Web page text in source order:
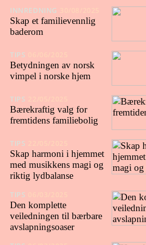
INNREDNING
Skap et familievennlig
baderom
TIPS
Betydningen av norsk
vimpel i norske hjem
TIPS
Bærekraftig valg for
fremtidens familiebolig
TIPS
Skap harmoni i hjemmet
med musikkens magi og
riktig lydbalanse
TIPS
Den komplette
veiledningen til bærbare
avslapningsoaser